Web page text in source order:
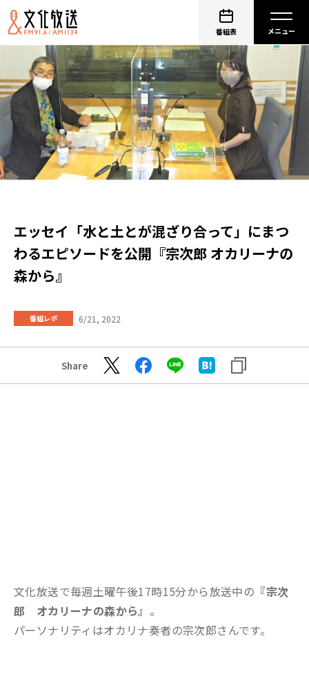
番組表
エッセイ「水と土とが混ざり合って」にまつ
わるエピソードを公開『宗次郎 オカリーナの
森から』
番組レポ 6/21, 2022
Share
文化放送で毎週土曜午後17時15分から放送中の 『宗次
郎 オカリーナの森から』 。
パーソナリティはオカリナ奏者の宗次郎さんです。